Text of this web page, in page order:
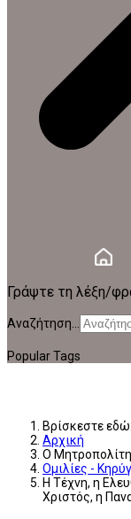
Γράψτε τη λέξη/
Αναζήτηση...
Popular Tags
Βρίσκεστε εδώ:
Αρχική
Ο
Ομιλίες -
Η Τέχνη, η
Χριστός, η